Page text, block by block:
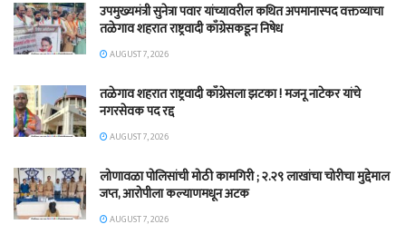
उपमुख्यमंत्री सुनेत्रा पवार यांच्यावरील कथित अपमानास्पद वक्तव्याचा
तळेगाव शहरात राष्ट्रवादी काँग्रेसकडून निषेध
AUGUST 7, 2026
तळेगाव शहरात राष्ट्रवादी काँग्रेसला झटका ! मजनू नाटेकर यांचे
नगरसेवक पद रद्द
AUGUST 7, 2026
लोणावळा पोलिसांची मोठी कामगिरी ; २.२९ लाखांचा चोरीचा मुद्देमाल
जप्त, आरोपीला कल्याणमधून अटक
AUGUST 7, 2026